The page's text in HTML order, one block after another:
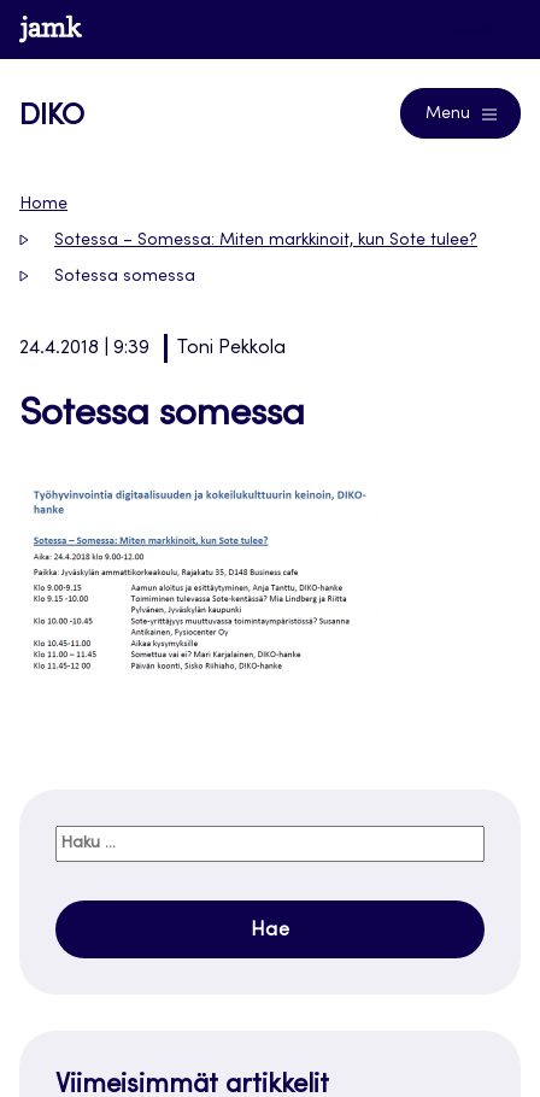
Siirry
suoraan
www.jamk.fi
DIKO Menu
Home
Sotessa – Somessa: Miten markkinoit, kun Sote tulee?
Sotessa somessa
24.4.2018 | 9:39 Toni Pekkola
Sotessa somessa
Haku:
Viimeisimmät artikkelit